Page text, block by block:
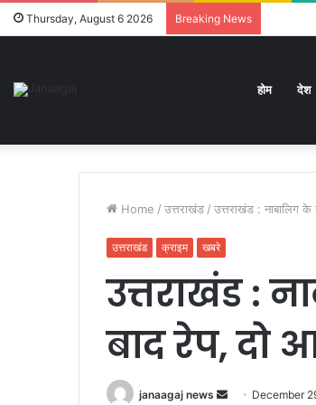
Thursday, August 6 2026 Breaking News
होम देश
Home / उत्तराखंड / उत्तराखंड : नाबालिग
उत्तराखंड क्राइम खबरे
उत्तराखंड :
बाद रेप, दो
janaagaj news
Send December